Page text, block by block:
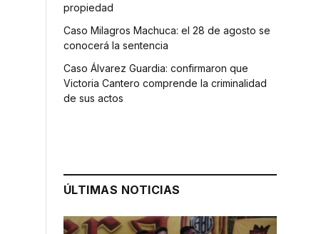
propiedad
Caso Milagros Machuca: el 28 de agosto se
conocerá la sentencia
Caso Álvarez Guardia: confirmaron que
Victoria Cantero comprende la criminalidad
de sus actos
ÚLTIMAS NOTICIAS